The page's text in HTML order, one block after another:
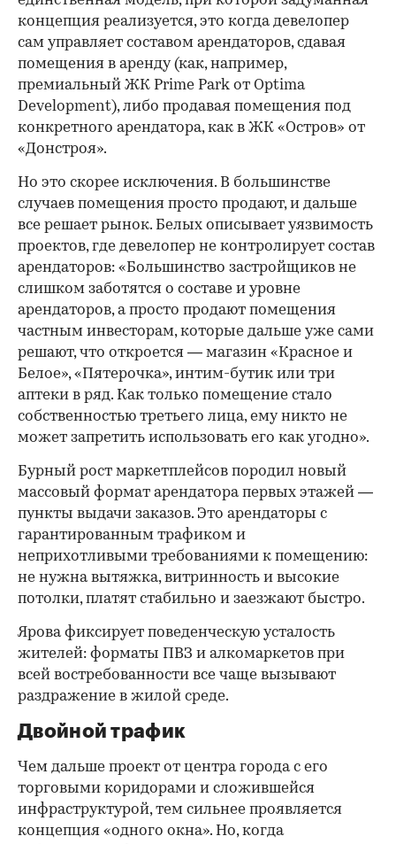
концепция реализуется, это когда девелопер
сам управляет составом арендаторов, сдавая
помещения в аренду (как, например,
премиальный ЖК Prime Park от Optima
Development), либо продавая помещения под
конкретного арендатора, как в ЖК «Остров» от
«Донстроя».
Но это скорее исключения. В большинстве
случаев помещения просто продают, и дальше
все решает рынок. Белых описывает уязвимость
проектов, где девелопер не контролирует состав
арендаторов: «Большинство застройщиков не
слишком заботятся о составе и уровне
арендаторов, а просто продают помещения
частным инвесторам, которые дальше уже сами
решают, что откроется — магазин «Красное и
Белое», «Пятерочка», интим-бутик или три
аптеки в ряд. Как только помещение стало
собственностью третьего лица, ему никто не
может запретить использовать его как угодно».
Бурный рост маркетплейсов породил новый
массовый формат арендатора первых этажей —
пункты выдачи заказов. Это арендаторы с
гарантированным трафиком и
неприхотливыми требованиями к помещению:
не нужна вытяжка, витринность и высокие
потолки, платят стабильно и заезжают быстро.
Ярова фиксирует поведенческую усталость
жителей: форматы ПВЗ и алкомаркетов при
всей востребованности все чаще вызывают
раздражение в жилой среде.
Двойной трафик
Чем дальше проект от центра города с его
торговыми коридорами и сложившейся
инфраструктурой, тем сильнее проявляется
концепция «одного окна». Но, когда